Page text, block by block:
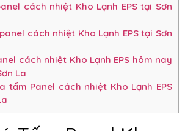
cách nhiệt Kho Lạnh EPS tại Sơn
cách nhiệt Kho Lạnh EPS tại Sơn
cách nhiệt Kho Lạnh EPS hôm nay
La
tấm Panel cách nhiệt Kho Lạnh EPS